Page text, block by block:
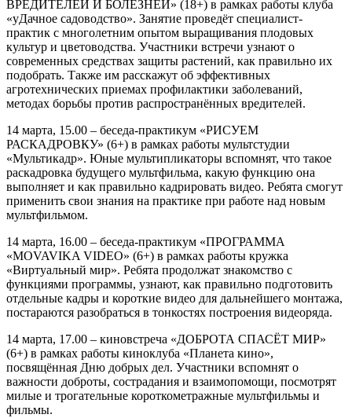
ВРЕДИТЕЛЕЙ И БОЛЕЗНЕЙ» (18+) в рамках работы клуба
«уДачное садоводство». Занятие проведёт специалист-
практик с многолетним опытом выращивания плодовых
культур и цветоводства. Участники встречи узнают о
современных средствах защиты растений, как правильно их
подобрать. Также им расскажут об эффективных
агротехнических приемах профилактики заболеваний,
методах борьбы против распространённых вредителей.
14 марта, 15.00 – беседа-практикум «РИСУЕМ
РАСКАДРОВКУ» (6+) в рамках работы мультстудии
«Мультикадр». Юные мультипликаторы вспомнят, что такое
раскадровка будущего мультфильма, какую функцию она
выполняет и как правильно кадрировать видео. Ребята смогут
применить свои знания на практике при работе над новым
мультфильмом.
14 марта, 16.00 – беседа-практикум «ПРОГРАММА
«MOVAVIKA VIDEO» (6+) в рамках работы кружка
«Виртуальный мир». Ребята продолжат знакомство с
функциями программы, узнают, как правильно подготовить
отдельные кадры и короткие видео для дальнейшего монтажа,
постараются разобраться в тонкостях построения видеоряда.
14 марта, 17.00 – киновстреча «ДОБРОТА СПАСЁТ МИР»
(6+) в рамках работы киноклуба «Планета кино»,
посвящённая Дню добрых дел. Участники вспомнят о
важности доброты, сострадания и взаимопомощи, посмотрят
милые и трогательные короткометражные мультфильмы и
фильмы.